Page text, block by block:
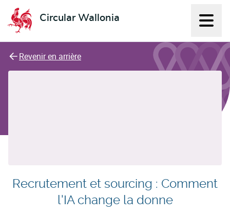
Circular Wallonia
L'économie circulaire
Revenir en arrière
Recrutement et sourcing : Comment
l'IA change la donne